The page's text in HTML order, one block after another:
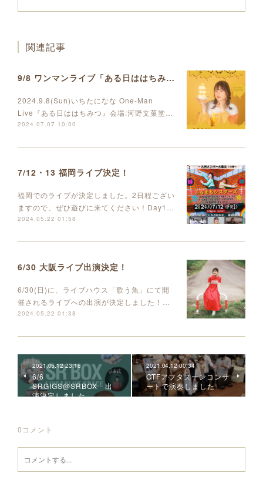
関連記事
9/8 ワンマンライブ「ある日ははちみつ」開催決定しました
2024.9.8(Sun)いちたになな One-Man
Live『ある日ははちみつ』会場:河野文菓堂…
2024.07.07 10:00
7/12・13 福岡ライブ決定！
福岡でのライブが決定しました。2日程ござい
ますので、ぜひ遊びに来てください！Day1…
2024.05.22 01:58
6/30 大阪ライブ出演決定！
6/30(日)に、ライブハウス「歌う魚」にて開
催されるライブへの出演が決定しました！…
2024.05.22 01:38
2021.05.12 23:18
6/6
SRGIGS@SRBOX 出
演決定しました
2021.04.12 00:34
GTFアフタヌーンコンサ
ートで演奏しました
0 コメント